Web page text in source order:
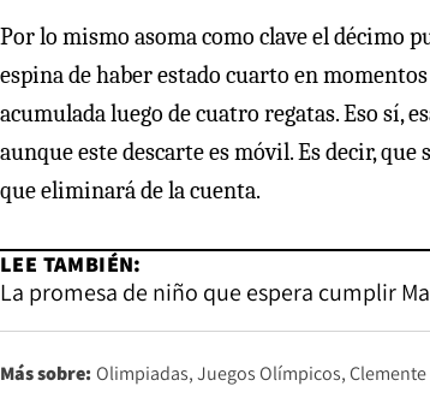
Por lo mismo asoma como clave el décimo
espina de haber estado cuarto en
acumulada luego de cuatro regatas. Eso sí,
aunque este descarte es móvil. Es decir,
que eliminará de la cuenta.
LEE TAMBIÉN:
La promesa de niño que espera cumplir
Más sobre: Olimpiadas Juegos Olímpicos Clemente